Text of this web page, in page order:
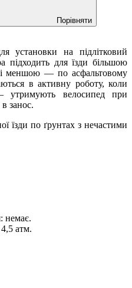
Порівняти
установки на підлітковий
підходить для їзди більшою
меншою — по асфальтовому
в активну роботу, коли
велосипед при
занос.
їзди по ґрунтах з нечастими
немає.
атм.